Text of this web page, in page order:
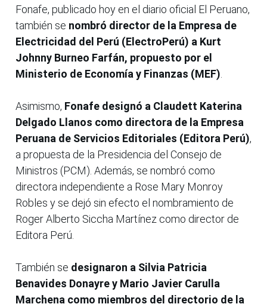
Fonafe, publicado hoy en el diario oficial El Peruano,
también se nombró director de la Empresa de
Electricidad del Perú (ElectroPerú) a Kurt
Johnny Burneo Farfán, propuesto por el
Ministerio de Economía y Finanzas (MEF)
Asimismo, Fonafe designó a Claudett Katerina
Delgado Llanos como directora de la Empresa
Peruana de Servicios Editoriales (Editora Perú),
a propuesta de la Presidencia del Consejo de
Ministros (PCM). Además, se nombró como
directora independiente a Rose Mary Monroy
Robles y se dejó sin efecto el nombramiento de
Roger Alberto Siccha Martínez como director de
Editora Perú.
También se designaron a Silvia Patricia
Benavides Donayre y Mario Javier Carulla
Marchena como miembros del directorio de la